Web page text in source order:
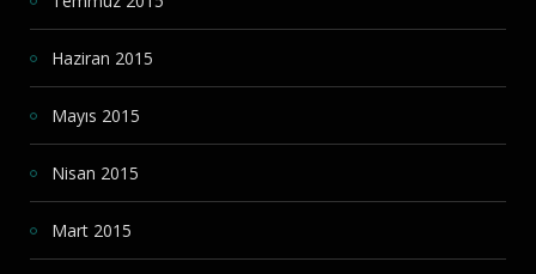
Haziran 2015
Mayıs 2015
Nisan 2015
Mart 2015